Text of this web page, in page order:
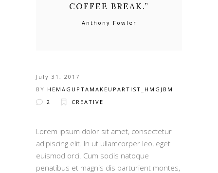
COFFEE BREAK.”
Anthony Fowler
July 31, 2017
BY HEMAGUPTAMAKEUPARTIST_HMGJBM
2
CREATIVE
Lorem ipsum dolor sit amet, consectetur
adipiscing elit. In ut ullamcorper leo, eget
euismod orci. Cum sociis natoque
penatibus et magnis dis parturient montes,